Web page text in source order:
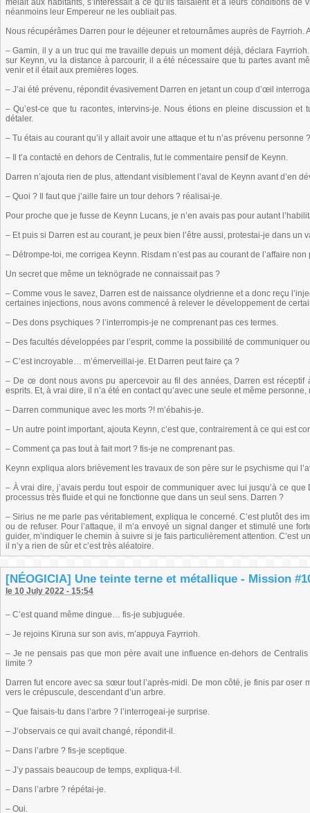
mêlait aux habitants, s’intéressait à ce qu’ils faisaient et à leurs conditions
néanmoins leur Empereur ne les oubliait pas.
Nous récupérâmes Darren pour le déjeuner et retournâmes auprès de Fayrrioh.
– Gamin, il y a un truc qui me travaille depuis un moment déjà, déclara
sur Keynn, vu la distance à parcourir, il a été nécessaire que tu partes avant
venir et il était aux premières loges.
– J’ai été prévenu, répondit évasivement Darren en jetant un coup d’œil
– Qu’est-ce que tu racontes, intervins-je. Nous étions en pleine discussion et
détaler.
– Tu étais au courant qu’il y allait avoir une attaque et tu n’as prévenu personne
– Il t’a contacté en dehors de Centralis, fut le commentaire pensif de Keynn.
Darren n’ajouta rien de plus, attendant visiblement l’aval de Keynn avant d’en
– Quoi ? Il faut que j’aille faire un tour dehors ? réalisai-je.
Pour proche que je fusse de Keynn Lucans, je n’en avais pas pour autant
– Et puis si Darren est au courant, je peux bien l’être aussi, protestai-je dans un
– Détrompe-toi, me corrigea Keynn. Risdam n’est pas au courant de l’affaire non
Un secret que même un teknögrade ne connaissait pas ?
– Comme vous le savez, Darren est de naissance olydrienne et a donc reçu
certaines injections, nous avons commencé à relever le développement de
– Des dons psychiques ? l’interrompis-je ne comprenant pas ces termes.
– Des facultés développées par l’esprit, comme la possibilité de communiquer
– C’est incroyable… m’émerveillai-je. Et Darren peut faire ça ?
– De ce dont nous avons pu apercevoir au fil des années, Darren est
esprits. Et, à vrai dire, il n’a été en contact qu’avec une seule et même
– Darren communique avec les morts ?! m’ébahis-je.
– Un autre point important, ajouta Keynn, c’est que, contrairement à ce qui est
– Comment ça pas tout à fait mort ? fis-je ne comprenant pas.
Keynn expliqua alors brièvement les travaux de son père sur le psychisme qui
– À vrai dire, j’avais perdu tout espoir de communiquer avec lui jusqu’à ce
processus très fluide et qui ne fonctionne que dans un seul sens. Darren ?
– Sirius ne me parle pas véritablement, expliqua le concerné. C’est plutôt des
ou de refuser. Pour l’attaque, il m’a envoyé un signal danger et stimulé une
guider, m’indiquer le chemin à suivre si je fais particulièrement attention. C’est
il n’y a rien de sûr et c’est très aléatoire.
[NÉOGICIA] Une teinte terne et métallique - Mission
le 10 July 2022 - 15:54
– C’est quand même dingue… fis-je subjuguée.
– Je rejoins Kiruna sur son avis, m’appuya Fayrrioh.
– Je ne pensais pas que mon père avait une influence en-dehors de
limite ?
Darren fut encore avec sa sœur tout l’après-midi. De mon côté, je finis par
vers le crépuscule, descendant d’un arbre.
– Que faisais-tu dans l’arbre ? l’interrogeai-je surprise.
– J’observais ce qui avait changé, répondit-il.
– Dans l’arbre ? fis-je sceptique.
– J’y passais beaucoup de temps, expliqua-t-il.
– Dans l’arbre ? répétai-je.
– Oui.